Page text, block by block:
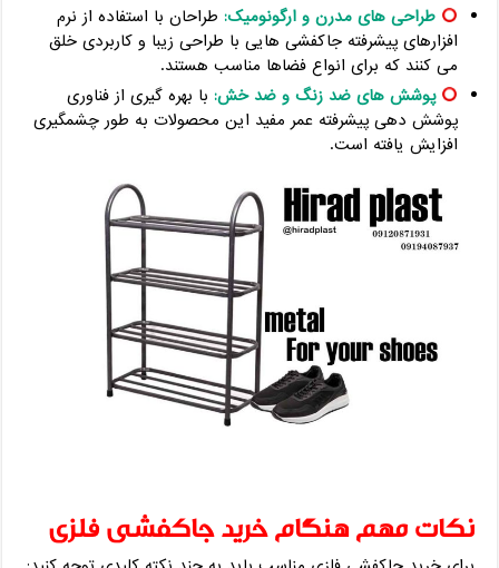
طراحی های مدرن و ارگونومیک: طراحان با استفاده از نرم
افزارهای پیشرفته جاکفشی هایی با طراحی زیبا و کاربردی خلق
می کنند که برای انواع فضاها مناسب‌ هستند.
پوشش های ضد زنگ و ضد خش: با بهره گیری از فناوری
پوشش دهی پیشرفته عمر مفید این محصولات به طور چشمگیری
افزایش یافته است.
نکات مهم هنگام خرید جاکفشی فلزی